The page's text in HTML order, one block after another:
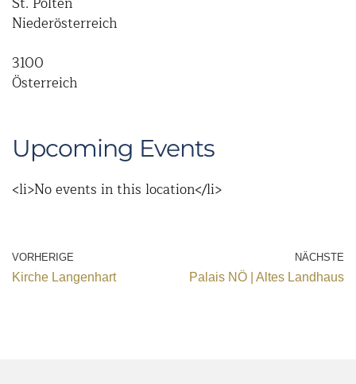
Niederösterreich
3100
Österreich
Upcoming Events
<li>No events in this location</li>
VORHERIGE
Kirche Langenhart
NÄCHSTE
Palais NÖ | Altes Landhaus